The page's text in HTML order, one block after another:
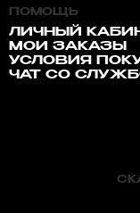
ПОМОЩЬ
ЛИЧНЫЙ
МОИ ЗАКАЗЫ
УСЛОВИЯ
ЧАТ СО